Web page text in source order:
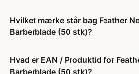
Hvilket mærke står bag Feather
Barberblade (50 stk)?
Hvad er EAN / Produktid for
Barberblade (50 stk)?